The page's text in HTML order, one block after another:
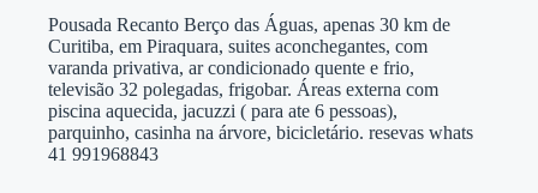
Pousada Recanto Berço das Águas, apenas 30 km de
Curitiba, em Piraquara, suites aconchegantes, com
varanda privativa, ar condicionado quente e frio,
televisão 32 polegadas, frigobar. Áreas externa com
piscina aquecida, jacuzzi ( para ate 6 pessoas),
parquinho, casinha na árvore, bicicletário. resevas whats
41 991968843